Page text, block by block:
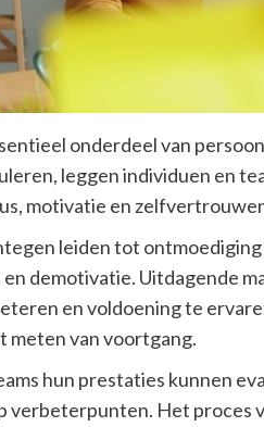
onderdeel van
leggen individuen en
motivatie en
leiden tot
demotivatie. Uitdagende
en voldoening te
meten van voortgang.
hun prestaties kunnen
verbeterpunten. Het proces